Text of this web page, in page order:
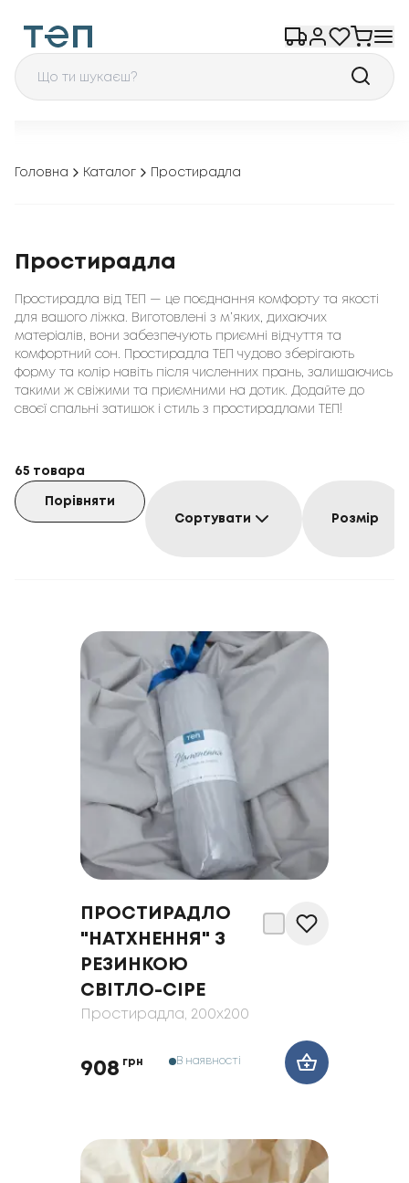
Головна Каталог Простирадла
Простирадла
Простирадла від ТЕП — це поєднання комфорту та якості
для вашого ліжка. Виготовлені з м’яких, дихаючих
матеріалів, вони забезпечують приємні відчуття та
комфортний сон. Простирадла ТЕП чудово зберігають
форму та колір навіть після численних прань, залишаючись
такими ж свіжими та приємними на дотик. Додайте до
своєї спальні затишок і стиль з простирадлами ТЕП!
Порівняти
Сортувати
Розмір
65 товара
ПРОСТИРАДЛО
"НАТХНЕННЯ" З
РЕЗИНКОЮ
СВІТЛО-СІРЕ
Простирадла, 200x200
908 грн В наявності